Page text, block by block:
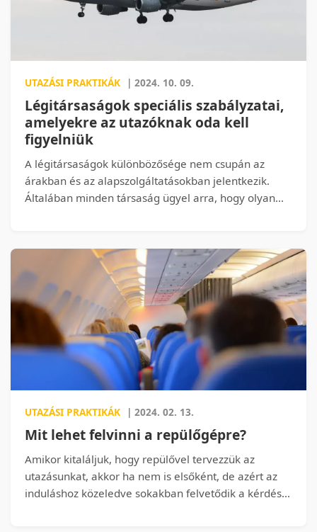
UTAZÁSI PRAKTIKÁK | 2024. 10. 09.
Légitársaságok speciális szabályzatai,
amelyekre az utazóknak oda kell
figyelniük
A légitársaságok különbözősége nem csupán az
árakban és az alapszolgáltatásokban jelentkezik.
Általában minden társaság ügyel arra, hogy olyan
kell figyelniük. Az alábbiakban 5 légitársaság
speciális szabályai között csemegézünk.
UTAZÁSI PRAKTIKÁK | 2024. 02. 13.
Mit lehet felvinni a repülőgépre?
Amikor kitaláljuk, hogy repülővel tervezzük az
utazásunkat, akkor ha nem is elsőként, de azért az
induláshoz közeledve sokakban felvetődik a kérdés,